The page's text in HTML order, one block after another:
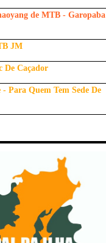
de MTB - Garopaba
JM
De Caçador
Para Quem Tem Sede De